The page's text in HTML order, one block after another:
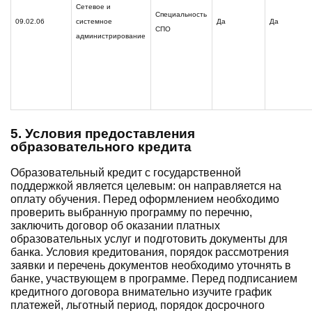
09.02.06
Сетевое и
системное
администрирование
Специальность
СПО
Да Да
5. Условия предоставления
образовательного кредита
Образовательный кредит с государственной
поддержкой является целевым: он направляется на
оплату обучения. Перед оформлением необходимо
проверить выбранную программу по перечню,
заключить договор об оказании платных
образовательных услуг и подготовить документы для
банка. Условия кредитования, порядок рассмотрения
заявки и перечень документов необходимо уточнять в
банке, участвующем в программе. Перед подписанием
кредитного договора внимательно изучите график
платежей, льготный период, порядок досрочного